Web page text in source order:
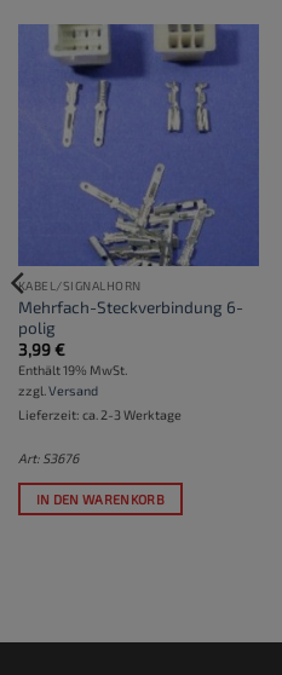
KABEL/SIGNALHORN
Mehrfach-Steckverbindung 6-
polig
3,99€
Enthält 19% MwSt.
zzgl. Versand
Lieferzeit: ca. 2-3 Werktage
Art: S3676
IN DEN WARENKORB